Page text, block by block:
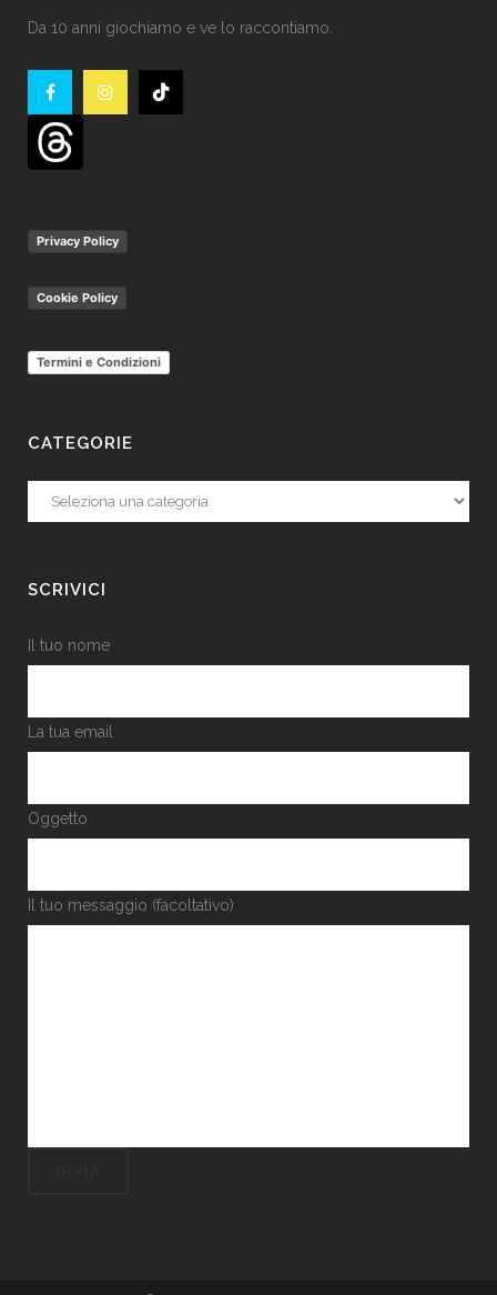
Da 10 anni giochiamo e ve lo raccontiamo.
Privacy Policy
Cookie Policy
Termini e Condizioni
CATEGORIE
Categorie
SCRIVICI
Il tuo nome
La tua email
Oggetto
Il tuo messaggio (facoltativo)